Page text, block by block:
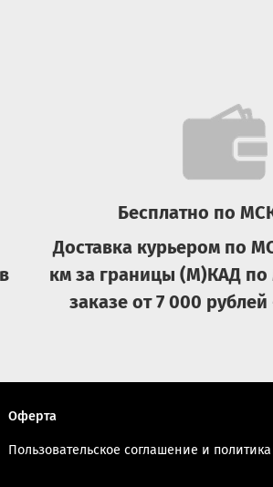
Бесплатно по
Доставка курьером по
км за границы (М)КАД
заказе от 7 000
Оферта
Пользовательское соглашение и